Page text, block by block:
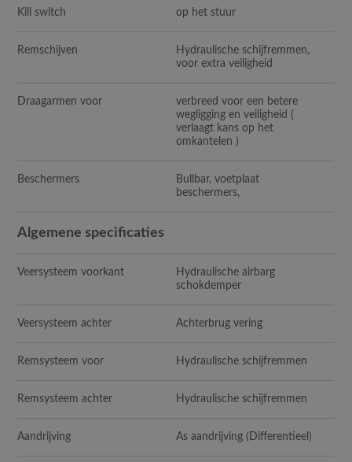
Kill switch op het stuur
Remschijven
Hydraulische schijfremmen,
voor extra veiligheid
Draagarmen voor
verbreed voor een betere
wegligging en veiligheid (
verlaagt kans op het
omkantelen )
Beschermers
Bullbar, voetplaat
beschermers,
Algemene specificaties
Veersysteem voorkant
Hydraulische airbarg
schokdemper
Veersysteem achter Achterbrug vering
Remsysteem voor Hydraulische schijfremmen
Remsysteem achter Hydraulische schijfremmen
Aandrijving As aandrijving (Differentieel)